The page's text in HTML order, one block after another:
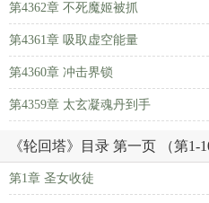
第4362章 不死魔姬被抓
第4361章 吸取虚空能量
第4360章 冲击界锁
第4359章 太玄凝魂丹到手
《轮回塔》目录 第一页 （第1-
第1章 圣女收徒